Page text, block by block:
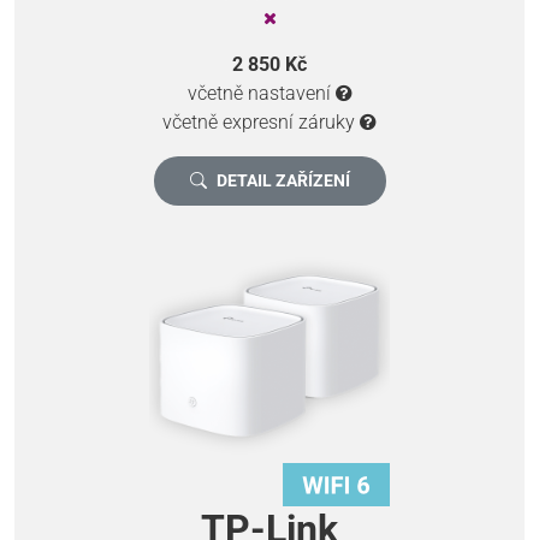
2 850 Kč
včetně nastavení
včetně expresní záruky
DETAIL ZAŘÍZENÍ
TP-Link